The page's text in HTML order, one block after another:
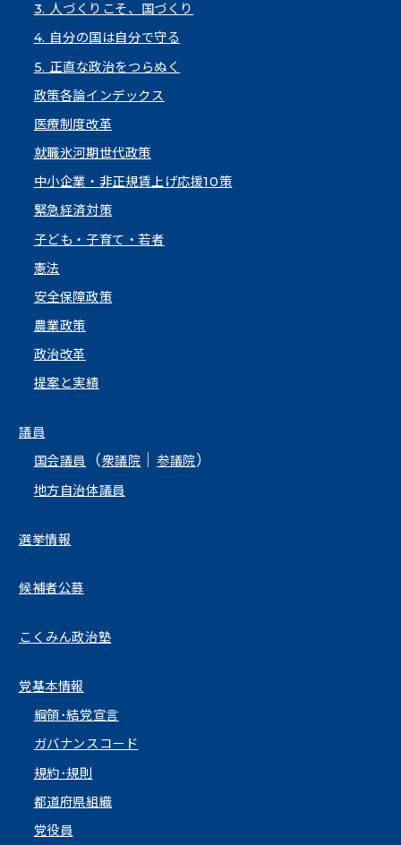
3. 人づくりこそ、国づくり
4. 自分の国は自分で守る
5. 正直な政治をつらぬく
政策各論インデックス
医療制度改革
就職氷河期世代政策
中小企業・非正規賃上げ応援10策
緊急経済対策
子ども・子育て・若者
憲法
安全保障政策
農業政策
政治改革
提案と実績
議員
国会議員
（衆議院 ｜参議院）
地方自治体議員
選挙情報
候補者公募
こくみん政治塾
党基本情報
綱領･結党宣言
ガバナンスコード
規約･規則
都道府県組織
党役員